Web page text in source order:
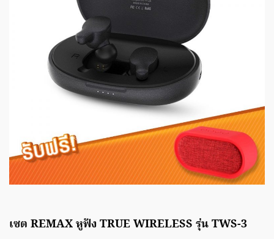
เซต REMAX หูฟัง TRUE WIRELESS รุ่น TWS-3